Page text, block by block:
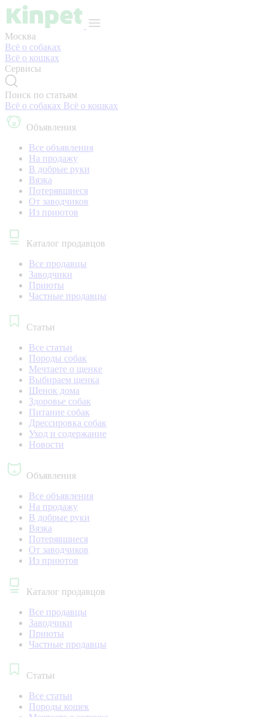
Москва
Всё о собаках
Всё о кошках
Сервисы
Поиск по статьям
Всё о собаках Всё о кошках
Объявления
Все объявления
На продажу
В добрые руки
Вязка
Потерявшиеся
От заводчиков
Из приютов
Каталог продавцов
Все продавцы
Заводчики
Приюты
Частные продавцы
Статьи
Все статьи
Породы собак
Мечтаете о щенке
Выбираем щенка
Щенок дома
Здоровье собак
Питание собак
Дрессировка собак
Уход и содержание
Новости
Объявления
Все объявления
На продажу
В добрые руки
Вязка
Потерявшиеся
От заводчиков
Из приютов
Каталог продавцов
Все продавцы
Заводчики
Приюты
Частные продавцы
Статьи
Все статьи
Породы кошек